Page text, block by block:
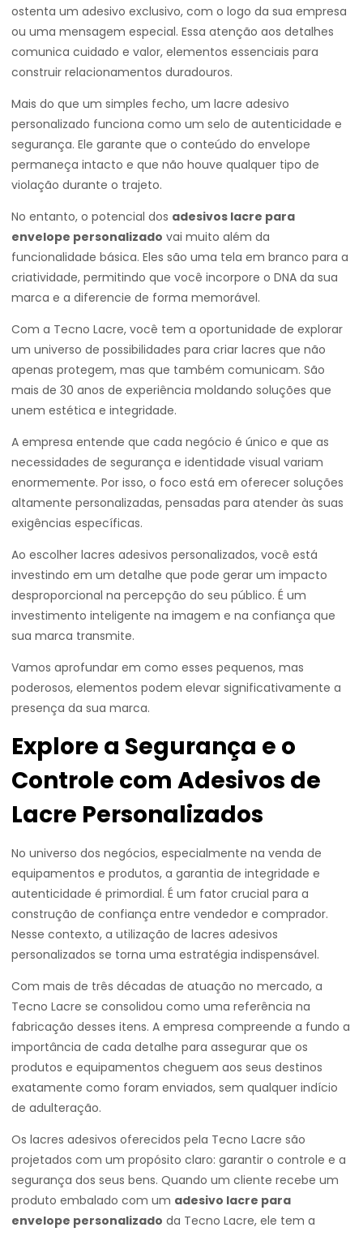
ostenta um adesivo exclusivo, com o logo da sua empresa
ou uma mensagem especial. Essa atenção aos detalhes
comunica cuidado e valor, elementos essenciais para
construir relacionamentos duradouros.
Mais do que um simples fecho, um lacre adesivo
personalizado funciona como um selo de autenticidade e
segurança. Ele garante que o conteúdo do envelope
permaneça intacto e que não houve qualquer tipo de
violação durante o trajeto.
No entanto, o potencial dos adesivos lacre para
envelope personalizado vai muito além da
funcionalidade básica. Eles são uma tela em branco para a
criatividade, permitindo que você incorpore o DNA da sua
marca e a diferencie de forma memorável.
Com a Tecno Lacre, você tem a oportunidade de explorar
um universo de possibilidades para criar lacres que não
apenas protegem, mas que também comunicam. São
mais de 30 anos de experiência moldando soluções que
unem estética e integridade.
A empresa entende que cada negócio é único e que as
necessidades de segurança e identidade visual variam
enormemente. Por isso, o foco está em oferecer soluções
altamente personalizadas, pensadas para atender às suas
exigências específicas.
Ao escolher lacres adesivos personalizados, você está
investindo em um detalhe que pode gerar um impacto
desproporcional na percepção do seu público. É um
investimento inteligente na imagem e na confiança que
sua marca transmite.
Vamos aprofundar em como esses pequenos, mas
poderosos, elementos podem elevar significativamente a
presença da sua marca.
Explore a Segurança e o
Controle com Adesivos de
Lacre Personalizados
No universo dos negócios, especialmente na venda de
equipamentos e produtos, a garantia de integridade e
autenticidade é primordial. É um fator crucial para a
construção de confiança entre vendedor e comprador.
Nesse contexto, a utilização de lacres adesivos
personalizados se torna uma estratégia indispensável.
Com mais de três décadas de atuação no mercado, a
Tecno Lacre se consolidou como uma referência na
fabricação desses itens. A empresa compreende a fundo a
importância de cada detalhe para assegurar que os
produtos e equipamentos cheguem aos seus destinos
exatamente como foram enviados, sem qualquer indício
de adulteração.
Os lacres adesivos oferecidos pela Tecno Lacre são
projetados com um propósito claro: garantir o controle e a
segurança dos seus bens. Quando um cliente recebe um
produto embalado com um adesivo lacre para
envelope personalizado da Tecno Lacre, ele tem a